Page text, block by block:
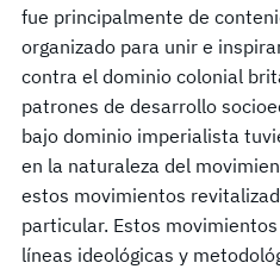
fue principalmente de
organizado para unir e
contra el dominio colonial
patrones de desarrollo
bajo dominio imperialista
en la naturaleza del
estos movimientos
particular. Estos
líneas ideológicas y